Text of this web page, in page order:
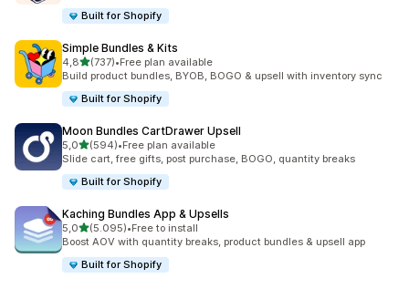
Built for Shopify
Simple Bundles & Kits
4,85 yıldız üzerinden
(737)
toplam 737 değerlendirme
•Free plan available
Build product bundles, BYOB, BOGO & upsell with inventory sync
Built for Shopify
Moon Bundles CartDrawer Upsell
5,05 yıldız üzerinden
(594)
toplam 594 değerlendirme
•Free plan available
Slide cart, free gifts, post purchase, BOGO, quantity breaks
Built for Shopify
Kaching Bundles App & Upsells
5,05 yıldız üzerinden
(5.095)
toplam 5095 değerlendirme
•Free to install
Boost AOV with quantity breaks, product bundles & upsell app
Built for Shopify